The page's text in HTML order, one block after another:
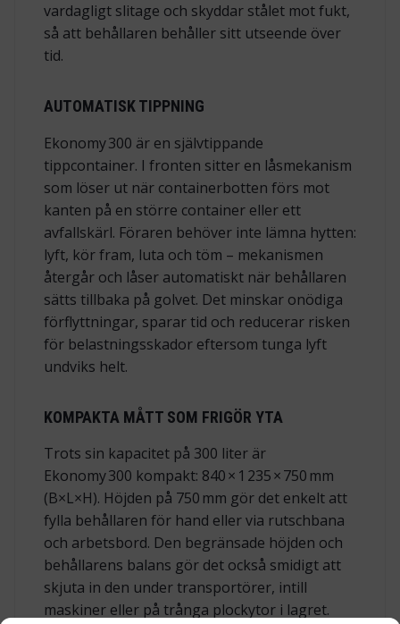
vardagligt slitage och skyddar stålet mot fukt,
så att behållaren behåller sitt utseende över
tid.
AUTOMATISK TIPPNING
Ekonomy 300 är en självtippande
tippcontainer. I fronten sitter en låsmekanism
som löser ut när containerbotten förs mot
kanten på en större container eller ett
avfallskärl. Föraren behöver inte lämna hytten:
lyft, kör fram, luta och töm – mekanismen
återgår och låser automatiskt när behållaren
sätts tillbaka på golvet. Det minskar onödiga
förflyttningar, sparar tid och reducerar risken
för belastningsskador eftersom tunga lyft
undviks helt.
KOMPAKTA MÅTT SOM FRIGÖR YTA
Trots sin kapacitet på 300 liter är
Ekonomy 300 kompakt: 840 × 1 235 × 750 mm
(B×L×H). Höjden på 750 mm gör det enkelt att
fylla behållaren för hand eller via rutschbana
och arbetsbord. Den begränsade höjden och
behållarens balans gör det också smidigt att
skjuta in den under transportörer, intill
maskiner eller på trånga plockytor i lagret.